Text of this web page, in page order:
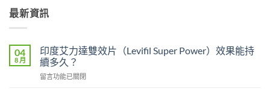
最新資訊
04
8 月
印度艾力達雙效片（Levifil Super Power）效果能持
續多久？
在
留言功能已關閉